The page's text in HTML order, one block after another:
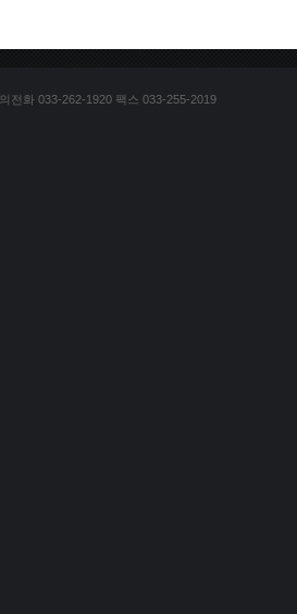
전화 033-262-1920 팩스 033-255-2019